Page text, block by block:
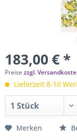
183,00 € *
Preisezzgl.
Lieferzeit 8-10
Merken